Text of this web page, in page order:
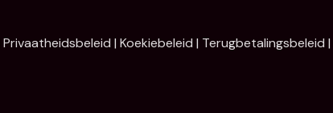
Privaatheidsbeleid | Koekiebeleid | Terugbetalingsbeleid |